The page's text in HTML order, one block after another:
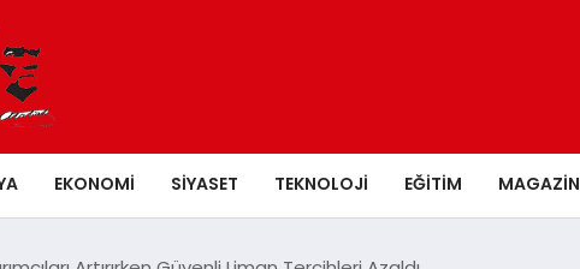
EKONOMI SIYASET TEKNOLOJI EĞITIM MAGAZIN